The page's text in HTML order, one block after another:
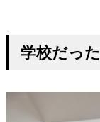
学校だっ